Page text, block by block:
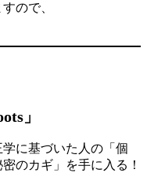
ので、
」
に基づいた人の「個
のカギ」を手に入る！